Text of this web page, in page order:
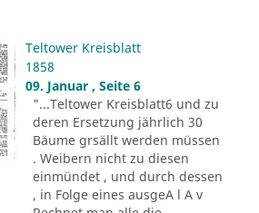
Teltower Kreisblatt
1858
09. Januar , Seite 6
"...Teltower Kreisblatt6 und zu
deren Ersetzung jährlich 30
Bäume grsällt werden müssen
. Weibern nicht zu diesen
einmündet , und durch dessen
, in Folge eines ausgeA l A v